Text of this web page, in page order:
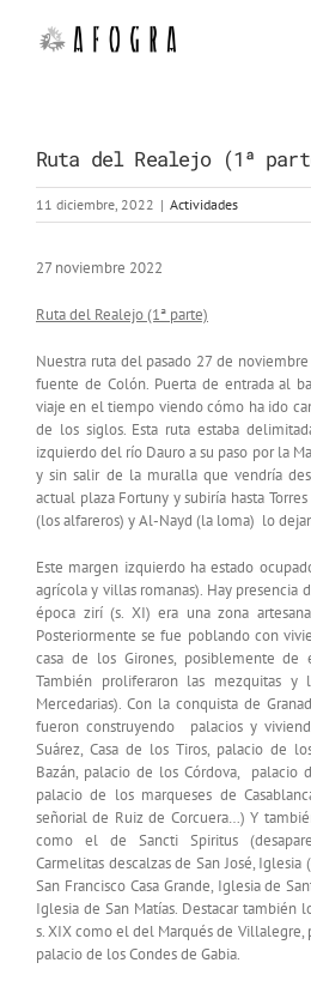
contenido
Ruta del Realejo (1ª
11 diciembre, 2022 | Actividades
27 noviembre 2022
Ruta del Realejo (1ª parte)
Nuestra ruta del pasado 27 de
fuente de Colón. Puerta de entrada al
viaje en el tiempo viendo cómo ha ido
de los siglos. Esta ruta estaba
izquierdo del río Dauro a su paso por la
y sin salir de la muralla que vendría
actual plaza Fortuny y subiría hasta
(los alfareros) y Al-Nayd (la loma) lo
Este margen izquierdo ha estado
agrícola y villas romanas). Hay presencia
época zirí (s. XI) era una zona
Posteriormente se fue poblando con
casa de los Girones, posiblemente de
También proliferaron las mezquitas
Mercedarias). Con la conquista de
fueron construyendo palacios y
Suárez, Casa de los Tiros, palacio de
Bazán, palacio de los Córdova, palacio
palacio de los marqueses de
señorial de Ruiz de Corcuera…) Y
como el de Sancti Spiritus
Carmelitas descalzas de San José,
San Francisco Casa Grande, Iglesia de
Iglesia de San Matías. Destacar también
s. XIX como el del Marqués de Villalegre,
palacio de los Condes de Gabia.